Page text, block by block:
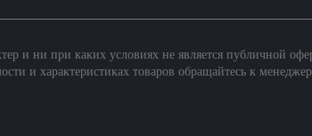
и ни при каких условиях не является публичной
и характеристиках товаров обращайтесь к